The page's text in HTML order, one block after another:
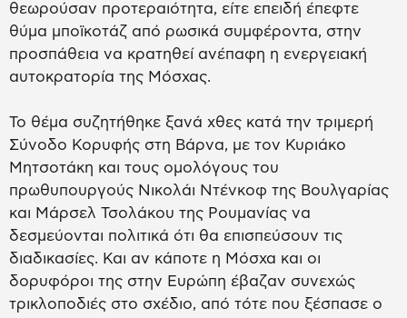
θεωρούσαν προτεραιότητα, είτε επειδή έπεφτε
θύμα μποϊκοτάζ από ρωσικά συμφέροντα, στην
προσπάθεια να κρατηθεί ανέπαφη η ενεργειακή
αυτοκρατορία της Μόσχας.
Το θέμα συζητήθηκε ξανά χθες κατά την τριμερή
Σύνοδο Κορυφής στη Βάρνα, με τον Κυριάκο
Μητσοτάκη και τους ομολόγους του
πρωθυπουργούς Νικολάι Ντένκοφ της Βουλγαρίας
και Μάρσελ Τσολάκου της Ρουμανίας να
δεσμεύονται πολιτικά ότι θα επισπεύσουν τις
διαδικασίες. Και αν κάποτε η Μόσχα και οι
δορυφόροι της στην Ευρώπη έβαζαν συνεχώς
τρικλοποδιές στο σχέδιο, από τότε που ξέσπασε ο